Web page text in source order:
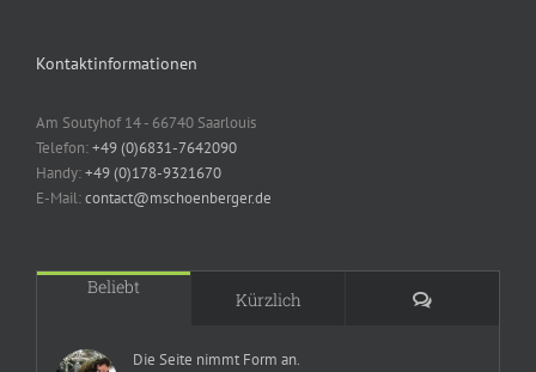
Kontaktinformationen
Am Soutyhof 14 - 66740 Saarlouis
Telefon:+49 (0)6831-7642090
Handy:+49 (0)178-9321670
E-Mail:contact@mschoenberger.de
Beliebt
Kürzlich Kommentare
Die Seite nimmt Form an.